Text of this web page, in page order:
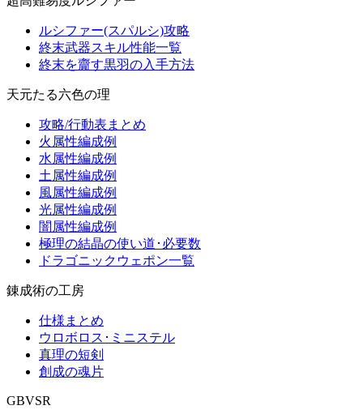
ルシファー(スパルシ)攻略
終末武器スキル性能一覧
終末を齎す黒羽の入手方法
天元たる六色の理
攻略/行動表まとめ
火属性編成例
水属性編成例
土属性編成例
風属性編成例
光属性編成例
闇属性編成例
極理の結晶の使い道･必要数
ドラゴニックウェポン一覧
錬成術の工房
仕様まとめ
ウロボロス･ミニステル
真理の短剣
創成の魂片
GBVSR